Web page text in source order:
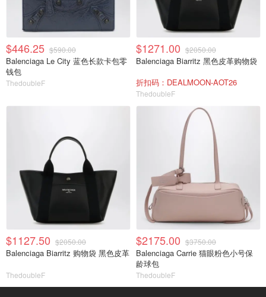
$446.25 $590.00
Balenciaga Le City 蓝色长款卡包零
钱包
ThedoubleF
$1271.00 $2050.00
Balenciaga Biarritz 黑色皮革购物袋
折扣码：DEALMOON-AOT26
ThedoubleF
$1127.50 $2050.00
Balenciaga Biarritz 购物袋 黑色皮革
ThedoubleF
$2175.00 $3750.00
Balenciaga Carrie 猫眼粉色小号保
龄球包
ThedoubleF